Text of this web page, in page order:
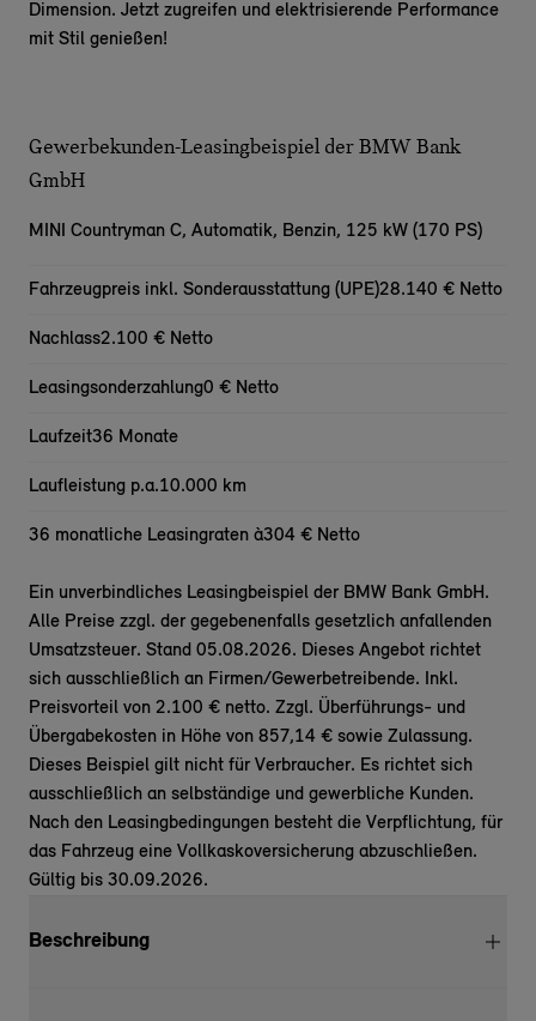
Dimension. Jetzt zugreifen und elektrisierende Performance
mit Stil genießen!
Gewerbekunden-Leasingbeispiel der BMW Bank
GmbH
MINI Countryman C, Automatik, Benzin, 125 kW (170 PS)
Fahrzeugpreis inkl. Sonderausstattung (UPE)28.140 € Netto
Nachlass2.100 € Netto
Leasingsonderzahlung0 € Netto
Laufzeit36 Monate
Laufleistung p.a.10.000 km
36 monatliche Leasingraten à304 € Netto
Ein unverbindliches Leasingbeispiel der BMW Bank GmbH.
Alle Preise zzgl. der gegebenenfalls gesetzlich anfallenden
Umsatzsteuer. Stand 05.08.2026. Dieses Angebot richtet
sich ausschließlich an Firmen/Gewerbetreibende. Inkl.
Preisvorteil von 2.100 € netto. Zzgl. Überführungs- und
Übergabekosten in Höhe von 857,14 € sowie Zulassung.
Dieses Beispiel gilt nicht für Verbraucher. Es richtet sich
ausschließlich an selbständige und gewerbliche Kunden.
Nach den Leasingbedingungen besteht die Verpflichtung, für
das Fahrzeug eine Vollkaskoversicherung abzuschließen.
Gültig bis 30.09.2026.
Beschreibung